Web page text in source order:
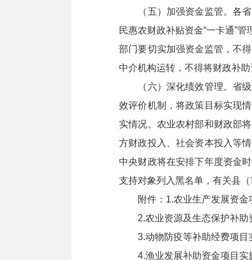
（五）加强资金监管。各省
民惠农财政补贴资金“一卡通”
部门要切实加强资金监管，不
中介机构运转，不得将财政补助
（六）深化绩效管理。省级
效评价机制，将政策目标实现
实情况。农业农村部和财政部
方财政投入、社会资本投入等
中央财政将在安排下年度资金
支持对象列入黑名单，有关县
附件：1.农业生产发展资金
2.农业资源及生态保护补助
3.动物防疫等补助经费项目
4.渔业发展补助资金项目实